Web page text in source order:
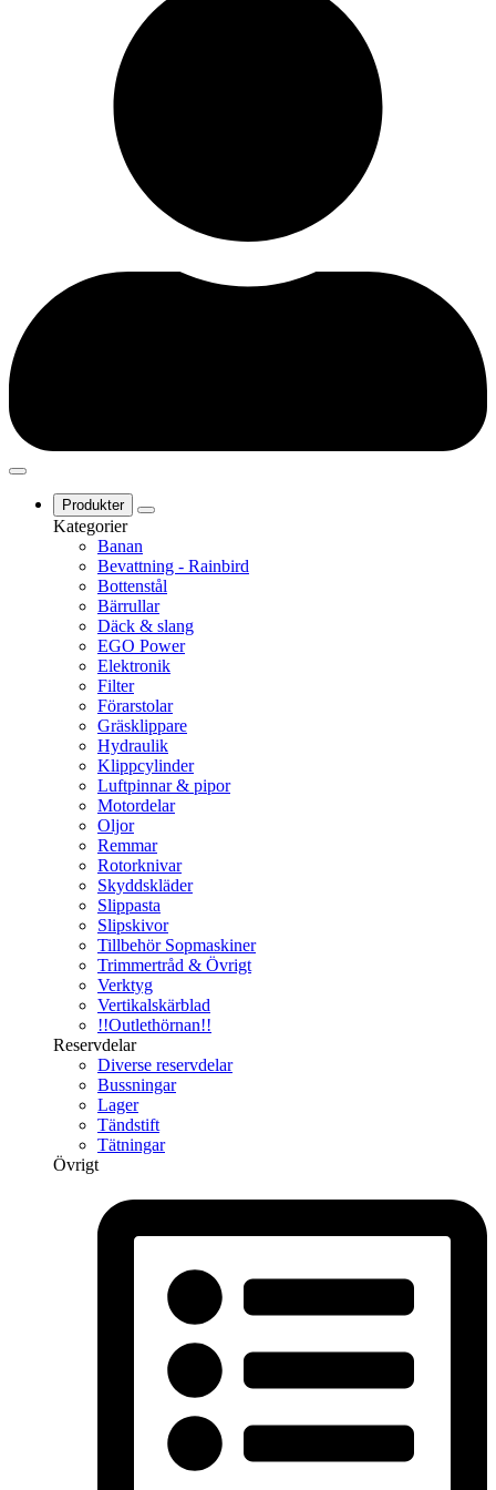
Produkter
Kategorier
Banan
Bevattning - Rainbird
Bottenstål
Bärrullar
Däck & slang
EGO Power
Elektronik
Filter
Förarstolar
Gräsklippare
Hydraulik
Klippcylinder
Luftpinnar & pipor
Motordelar
Oljor
Remmar
Rotorknivar
Skyddskläder
Slippasta
Slipskivor
Tillbehör Sopmaskiner
Trimmertråd & Övrigt
Verktyg
Vertikalskärblad
!!Outlethörnan!!
Reservdelar
Diverse reservdelar
Bussningar
Lager
Tändstift
Tätningar
Övrigt